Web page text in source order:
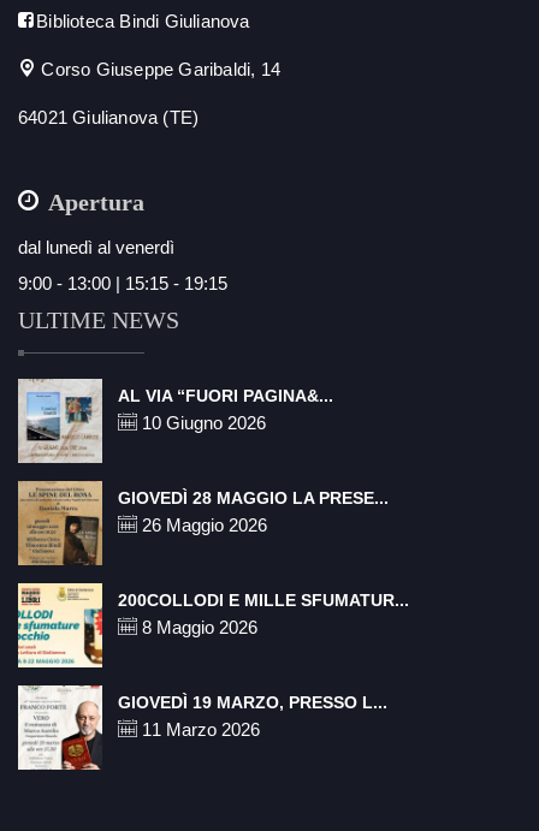
Biblioteca Bindi Giulianova
Corso Giuseppe Garibaldi, 14
64021 Giulianova (TE)
Apertura
dal lunedì al venerdì
9:00 - 13:00 | 15:15 - 19:15
ULTIME NEWS
AL VIA “FUORI PAGINA&...
10 Giugno 2026
GIOVEDÌ 28 MAGGIO LA PRESE...
26 Maggio 2026
200COLLODI E MILLE SFUMATUR...
8 Maggio 2026
GIOVEDÌ 19 MARZO, PRESSO L...
11 Marzo 2026